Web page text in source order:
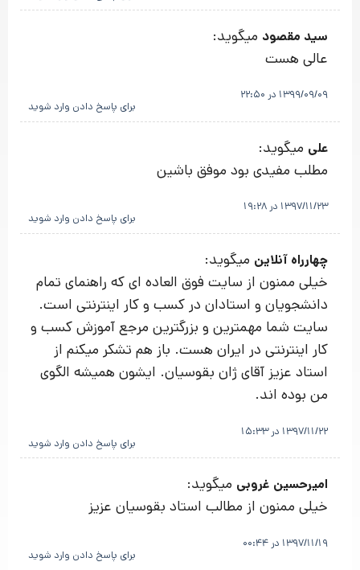
سید مقصود میگوید:
عالی هست
1399/09/09 در 22:50
برای پاسخ دادن وارد شوید
علی میگوید:
مطلب مفیدی بود موفق باشین
1397/11/23 در 19:28
برای پاسخ دادن وارد شوید
چهارراه آنلاین میگوید:
خیلی ممنون از سایت فوق العاده ای که راهنمای تمام
دانشجویان و استادان در کسب و کار اینترنتی است.
سایت شما مهمترین و بزرگترین مرجع آموزش کسب و
کار اینترنتی در ایران هست. باز هم تشکر میکنم از
استاد عزیز آقای ژان بقوسیان. ایشون همیشه الگوی
من بوده اند.
1397/11/22 در 15:33
برای پاسخ دادن وارد شوید
امیرحسین غروبی میگوید:
خیلی ممنون از مطالب استاد بقوسیان عزیز
1397/11/19 در 00:44
برای پاسخ دادن وارد شوید